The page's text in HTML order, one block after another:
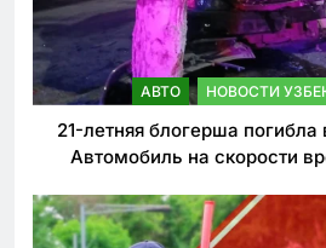
АВТО НОВОСТИ
21-летняя блогерша
Автомобиль на скорости